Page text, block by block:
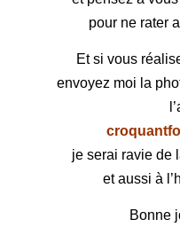
pour ne rater
Et si vous
envoyez moi la
je serai ravie de
et aussi à
Bonne